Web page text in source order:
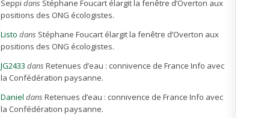
Seppi dans Stéphane Foucart élargit la fenêtre d’Overton aux
positions des ONG écologistes.
Listo dans Stéphane Foucart élargit la fenêtre d’Overton aux
positions des ONG écologistes.
JG2433 dansRetenues d’eau : connivence de France Info avec
la Confédération paysanne.
Daniel dansRetenues d’eau : connivence de France Info avec
la Confédération paysanne.